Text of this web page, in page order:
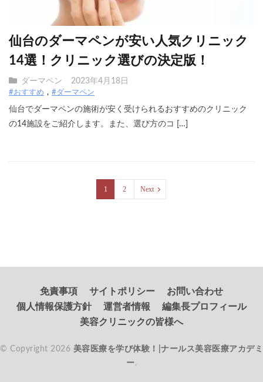
仙台のダーマペンが安い人気クリニック
14選！クリニック選びの決定版！
ダーマペン 2023年4月18日
#おすすめ #ダーマペン
仙台でダーマペンの施術が安く受けられるおすすめのクリニック
の14施設をご紹介します。また、選び方のコ […]
1 2 Next
免責事項 サイトポリシー
お問い合わせ
個人情報保護方針
運営者情報
編集長プロフィール
美容クリニックの皆様へ
© Copyright 2026 美容医療を学び体験！|ナールス美容医療アカデミ
ー.